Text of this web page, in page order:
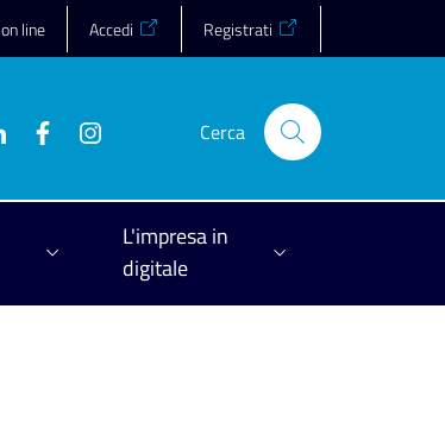
line Accedi Registrati
Cerca
L'impresa in
digitale